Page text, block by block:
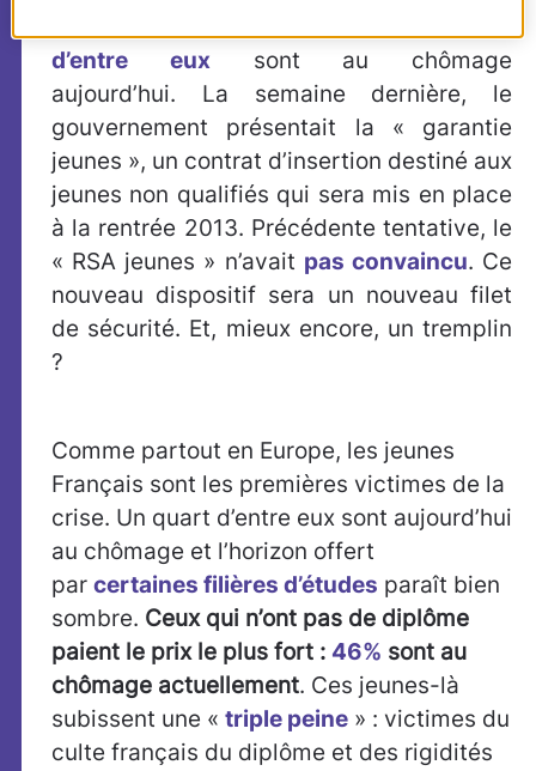
d’entre euxsont au chômage
aujourd’hui. La semaine dernière, le
gouvernement présentait la « garantie
jeunes », un contrat d’insertion destiné aux
jeunes non qualifiés qui sera mis en place
à la rentrée 2013. Précédente tentative, le
« RSA jeunes » n’avait pas convaincu. Ce
nouveau dispositif sera un nouveau filet
de sécurité. Et, mieux encore, un tremplin
?
Comme partout en Europe, les jeunes
Français sont les premières victimes de la
crise. Un quart d’entre eux sont aujourd’hui
au chômage et l’horizon offert
par certaines filières d’études paraît bien
sombre. Ceux qui n’ont pas de diplôme
paient le prix le plus fort : 46% sont au
chômage actuellement. Ces jeunes-là
subissent une « triple peine » : victimes du
culte français du diplôme et des rigidités